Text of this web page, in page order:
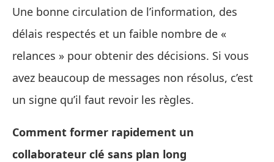
Une bonne circulation de l’information, des
délais respectés et un faible nombre de «
relances » pour obtenir des décisions. Si vous
avez beaucoup de messages non résolus, c’est
un signe qu’il faut revoir les règles.
Comment former rapidement un
collaborateur clé sans plan long